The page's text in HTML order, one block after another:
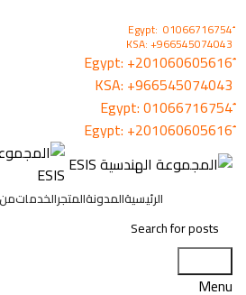
KSA: +966545074043
+201060605616
KSA: +966545074043
01066716754
+201060605616
الرئيسيةالمدونةالمتجرالخدمات
Menu